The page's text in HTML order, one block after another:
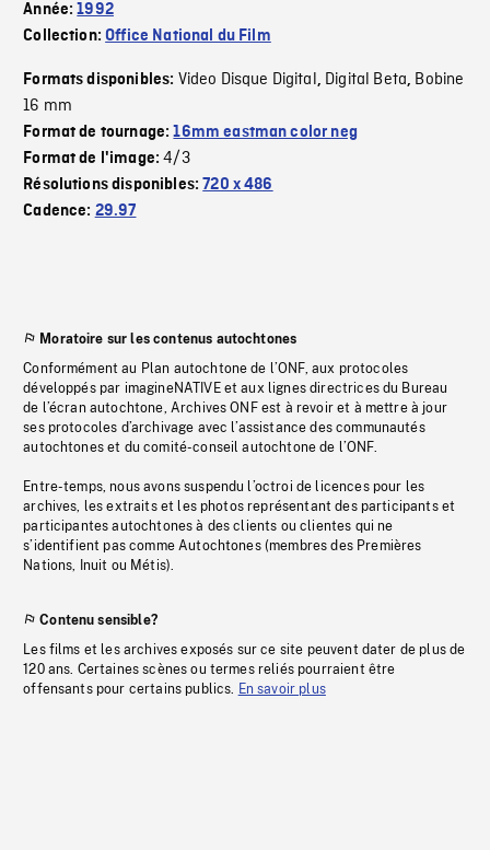
Année:1992
Collection:Office National du Film
Formats disponibles: Video Disque Digital, Digital Beta, Bobine
16 mm
Format de tournage:16mm eastman color neg
Format de l'image:4/3
Résolutions disponibles:720 x 486
Cadence: 29.97
Moratoire sur les contenus autochtones
Conformément au Plan autochtone de l’ONF, aux protocoles
développés par imagineNATIVE et aux lignes directrices du Bureau
de l’écran autochtone, Archives ONF est à revoir et à mettre à jour
ses protocoles d’archivage avec l’assistance des communautés
autochtones et du comité-conseil autochtone de l’ONF.
Entre-temps, nous avons suspendu l’octroi de licences pour les
archives, les extraits et les photos représentant des participants et
participantes autochtones à des clients ou clientes qui ne
s’identifient pas comme Autochtones (membres des Premières
Nations, Inuit ou Métis).
Contenu sensible?
Les films et les archives exposés sur ce site peuvent dater de plus de
120 ans. Certaines scènes ou termes reliés pourraient être
offensants pour certains publics. En savoir plus